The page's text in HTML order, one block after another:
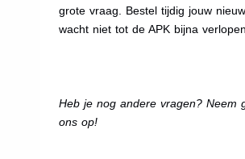
grote vraag. Bestel tijdig jouw
wacht niet tot de APK bijna
Heb je nog andere vragen? Neem
ons op!